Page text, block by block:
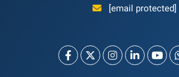
[email protected]